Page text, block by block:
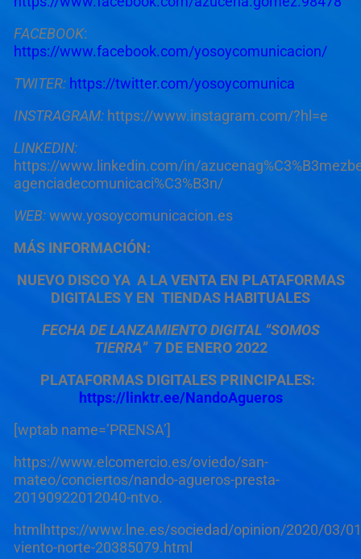
FACEBOOK:
https://www.facebook.com/yosoycomunicacion/
TWITER: https://twitter.com/yosoycomunica
INSTRAGRAM:https://www.instagram.com/?hl=e
LINKEDIN:
https://www.linkedin.com/in/
agenciadecomunicaci%C3%B3n/
WEB:www.yosoycomunicacion.es
MÁS INFORMACIÓN:
NUEVO DISCO YA A LA VENTA EN PLATAFORMAS
DIGITALES Y EN TIENDAS HABITUALES
FECHA DE LANZAMIENTO DIGITAL “SOMOS
TIERRA”7 DE ENERO 2022
PLATAFORMAS DIGITALES PRINCIPALES:
https://linktr.ee/NandoAgueros
[wptab name=’PRENSA’]
https://www.elcomercio.es/oviedo/san-
mateo/conciertos/nando-agueros-presta-
20190922012040-ntvo.
htmlhttps://www.lne.es/sociedad/opinion/2020/03/
viento-norte-20385079.html